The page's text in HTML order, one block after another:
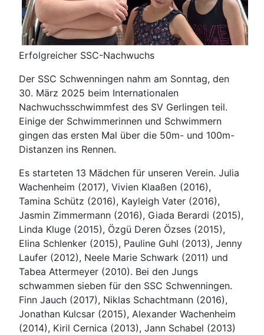
Erfolgreicher SSC-Nachwuchs
Der SSC Schwenningen nahm am Sonntag, den
30. März 2025 beim Internationalen
Nachwuchsschwimmfest des SV Gerlingen teil.
Einige der Schwimmerinnen und Schwimmern
gingen das ersten Mal über die 50m- und 100m-
Distanzen ins Rennen.
Es starteten 13 Mädchen für unseren Verein. Julia
Wachenheim (2017), Vivien Klaaßen (2016),
Tamina Schütz (2016), Kayleigh Vater (2016),
Jasmin Zimmermann (2016), Giada Berardi (2015),
Linda Kluge (2015), Özgü Deren Özses (2015),
Elina Schlenker (2015), Pauline Guhl (2013), Jenny
Laufer (2012), Neele Marie Schwark (2011) und
Tabea Attermeyer (2010). Bei den Jungs
schwammen sieben für den SSC Schwenningen.
Finn Jauch (2017), Niklas Schachtmann (2016),
Jonathan Kulcsar (2015), Alexander Wachenheim
(2014), Kiril Cernica (2013), Jann Schabel (2013)